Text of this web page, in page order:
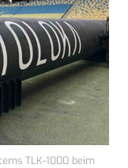
TLK-1000 beim